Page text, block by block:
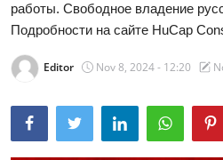
RU
работы. Свободное владение
Подробности на сайте HuCap
Editor Nov 8, 2024 - 12:20